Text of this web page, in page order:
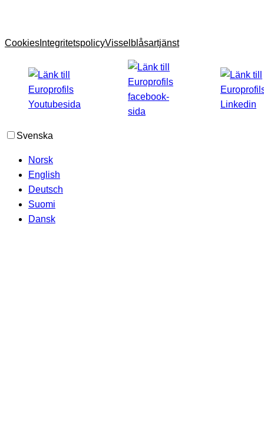
Cookies IntegritetspolicyVisselblåsartjänst
Svenska
Norsk
English
Deutsch
Suomi
Dansk